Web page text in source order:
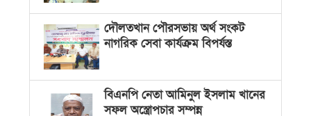
দৌলতখান পৌরসভায় অর্থ সংকট
নাগরিক সেবা কার্যক্রম বিপর্যস্ত
বিএনপি নেতা আমিনুল ইসলাম খানের
সফল অস্ত্রোপচার সম্পন্ন